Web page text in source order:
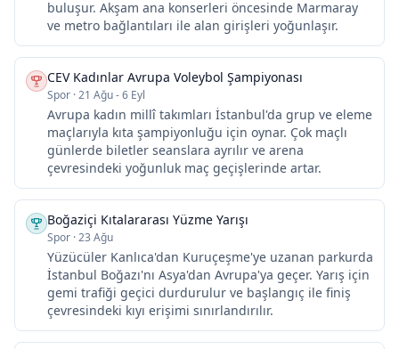
buluşur. Akşam ana konserleri öncesinde Marmaray
ve metro bağlantıları ile alan girişleri yoğunlaşır.
CEV Kadınlar Avrupa Voleybol Şampiyonası
Spor ·21 Ağu - 6 Eyl
Avrupa kadın millî takımları İstanbul'da grup ve eleme
maçlarıyla kıta şampiyonluğu için oynar. Çok maçlı
günlerde biletler seanslara ayrılır ve arena
çevresindeki yoğunluk maç geçişlerinde artar.
Boğaziçi Kıtalararası Yüzme Yarışı
Spor ·23 Ağu
Yüzücüler Kanlıca'dan Kuruçeşme'ye uzanan parkurda
İstanbul Boğazı'nı Asya'dan Avrupa'ya geçer. Yarış için
gemi trafiği geçici durdurulur ve başlangıç ile finiş
çevresindeki kıyı erişimi sınırlandırılır.